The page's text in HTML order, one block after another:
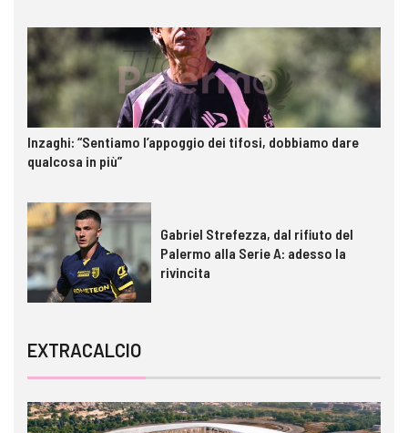
Inzaghi: “Sentiamo l’appoggio dei tifosi, dobbiamo dare
qualcosa in più”
Gabriel Strefezza, dal rifiuto del
Palermo alla Serie A: adesso la
rivincita
EXTRACALCIO